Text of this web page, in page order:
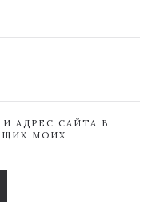
АДРЕС САЙТА В
МОИХ